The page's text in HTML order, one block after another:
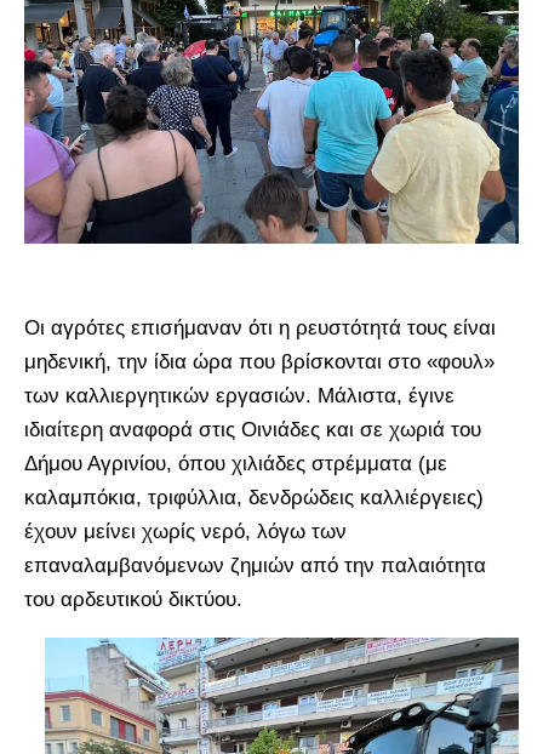
Οι αγρότες επισήμαναν ότι η ρευστότητά τους είναι
μηδενική, την ίδια ώρα που βρίσκονται στο «φουλ»
των καλλιεργητικών εργασιών. Μάλιστα, έγινε
ιδιαίτερη αναφορά στις Οινιάδες και σε χωριά του
Δήμου Αγρινίου, όπου χιλιάδες στρέμματα (με
καλαμπόκια, τριφύλλια, δενδρώδεις καλλιέργειες)
έχουν μείνει χωρίς νερό, λόγω των
επαναλαμβανόμενων ζημιών από την παλαιότητα
του αρδευτικού δικτύου.